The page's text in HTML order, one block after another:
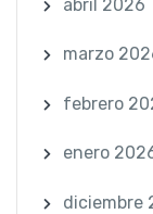
abril 2026
marzo
febrero
enero
diciembre